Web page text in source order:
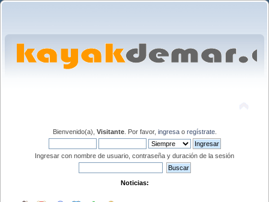
Bienvenido(a), Visitante. Por favor, ingresao regístrate.
Ingresar con nombre de usuario, contraseña y duración de la sesión
Noticias: